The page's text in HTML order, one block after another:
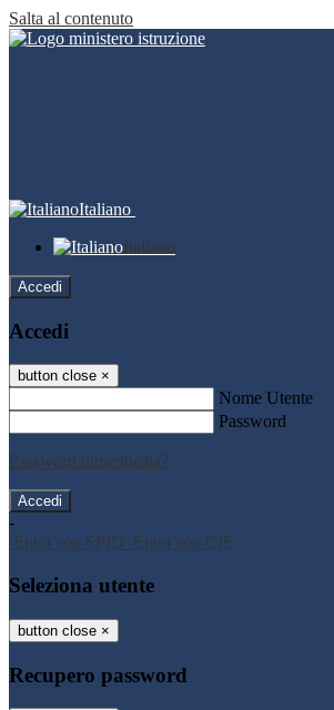
Salta al contenuto
Italiano
Italiano
Accedi
Accedi
button close ×
Nome Utente
Password
Password dimenticata?
-
Entra con SPID Entra con CIE
Seleziona utente
button close ×
Recupero password